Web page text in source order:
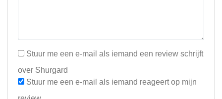
Stuur me een e-mail als iemand een review schrijft
over Shurgard
Stuur me een e-mail als iemand reageert op mijn